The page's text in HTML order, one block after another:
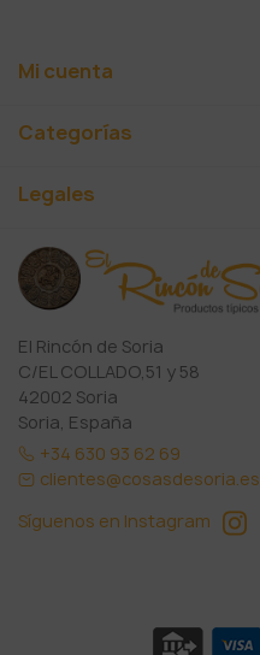
Mi cuenta
Categorías
Legales
El Rincón de Soria
C/EL COLLADO,51 y 58
42002 Soria
Soria, España
+34 630 93 62 69
clientes@cosasdesoria.es
Síguenos en Instagram